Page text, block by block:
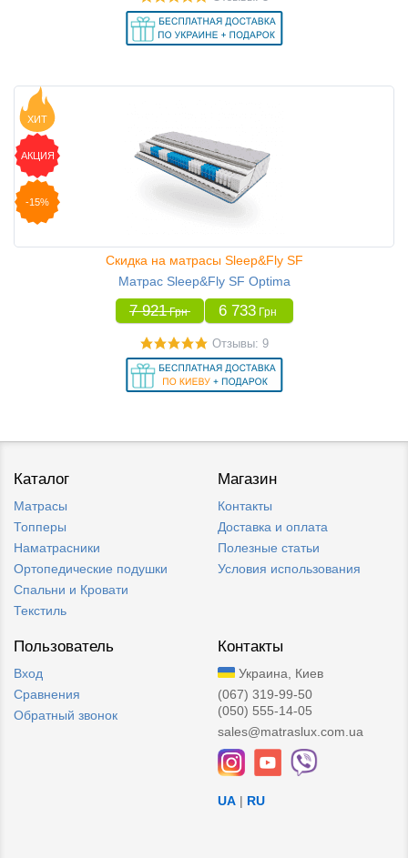
ХИТ
АКЦИЯ
-15%
Скидка на матрасы Sleep&Fly SF
Матрас Sleep&Fly SF Optima
7 921 Грн 6 733 Грн
Отзывы: 9
Каталог
Матрасы
Топперы
Наматрасники
Ортопедические подушки
Спальни и Кровати
Текстиль
Магазин
Контакты
Доставка и оплата
Полезные статьи
Условия использования
Пользователь
Вход
Сравнения
Обратный звонок
Контакты
Украина, Киев
(067) 319-99-50
(050) 555-14-05
sales@matraslux.com.ua
UA | RU